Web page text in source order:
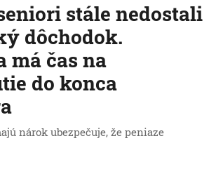
stále nedostali
dôchodok.
má čas na
do konca
nárok ubezpečuje, že peniaze